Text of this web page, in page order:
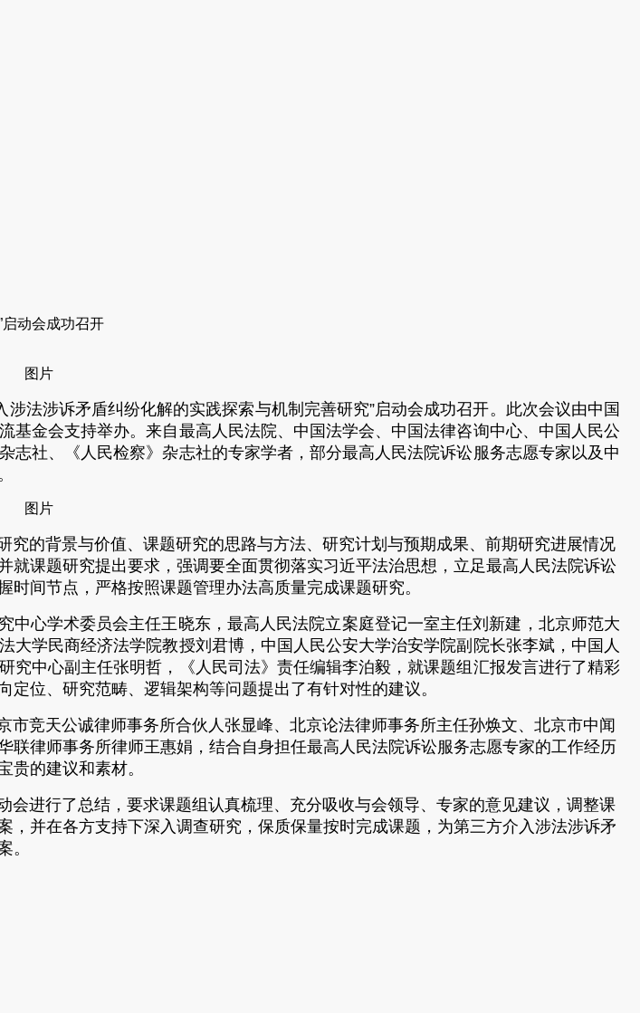
动会成功召开
法涉诉矛盾纠纷化解的实践探索与机制完善研究”启动会成功召开。此次会议由中国
金会支持举办。来自最高人民法院、中国法学会、中国法律咨询中心、中国人民公
社、《人民检察》杂志社的专家学者，部分最高人民法院诉讼服务志愿专家以及中
的背景与价值、课题研究的思路与方法、研究计划与预期成果、前期研究进展情况
课题研究提出要求，强调要全面贯彻落实习近平法治思想，立足最高人民法院诉讼
间节点，严格按照课题管理办法高质量完成课题研究。
心学术委员会主任王晓东，最高人民法院立案庭登记一室主任刘新建，北京师范大
学民商经济法学院教授刘君博，中国人民公安大学治安学院副院长张李斌，中国人
中心副主任张明哲，《人民司法》责任编辑李泊毅，就课题组汇报发言进行了精彩
位、研究范畴、逻辑架构等问题提出了有针对性的建议。
天公诚律师事务所合伙人张显峰、北京论法律师事务所主任孙焕文、北京市中闻
律师事务所律师王惠娟，结合自身担任最高人民法院诉讼服务志愿专家的工作经历
贵的建议和素材。
进行了总结，要求课题组认真梳理、充分吸收与会领导、专家的意见建议，调整课
并在各方支持下深入调查研究，保质保量按时完成课题，为第三方介入涉法涉诉矛
。